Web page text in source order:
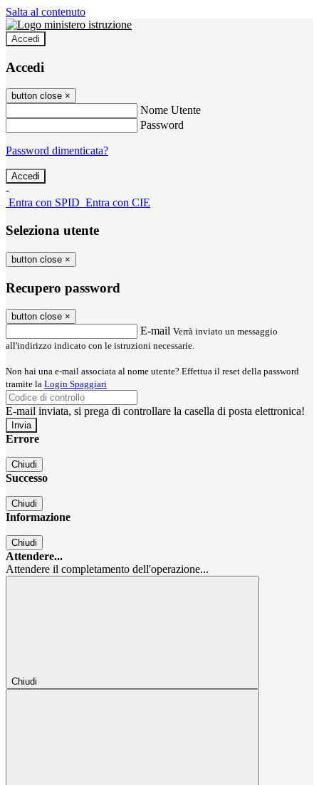
Salta al contenuto
Accedi
Accedi
button close ×
Nome Utente
Password
Password dimenticata?
-
Entra con SPID Entra con CIE
Seleziona utente
button close ×
Recupero password
button close ×
E-mail Verrà inviato un messaggio
all'indirizzo indicato con le istruzioni necessarie.
Non hai una e-mail associata al nome utente? Effettua il reset della password
tramite la Login Spaggiari
E-mail inviata, si prega di controllare la casella di posta elettronica!
Errore
Chiudi
Successo
Chiudi
Informazione
Chiudi
Attendere...
Attendere il completamento dell'operazione...
Chiudi